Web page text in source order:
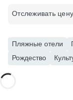
Отслеживать
Пляжные отели
Рождество